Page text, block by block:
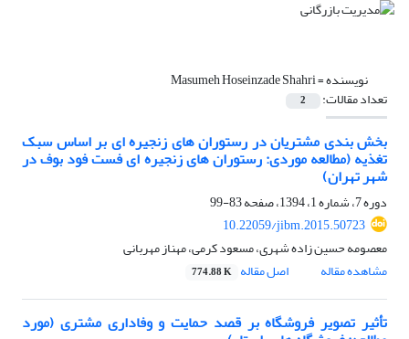
نویسنده =Masumeh Hoseinzade Shahri
تعداد مقالات: 2
بخش بندی مشتریان در رستوران های زنجیره ای بر اساس سبک
تغذیه (مطالعه موردی: رستوران های زنجیره ای فست فود بوف در
شهر تهران)
دوره 7، شماره 1، 1394، صفحه
83-99
10.22059/jibm.2015.50723
معصومه حسین زاده شهری، مسعود کرمی، مهناز مهربانی
مشاهده مقاله
اصل مقاله 774.88 K
تأثیر تصویر فروشگاه بر قصد حمایت و وفاداری مشتری (مورد